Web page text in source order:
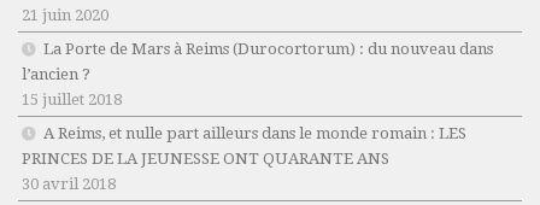
21 juin 2020
La Porte de Mars à Reims (Durocortorum) : du nouveau dans
l’ancien ?
15 juillet 2018
A Reims, et nulle part ailleurs dans le monde romain : LES
PRINCES DE LA JEUNESSE ONT QUARANTE ANS
30 avril 2018